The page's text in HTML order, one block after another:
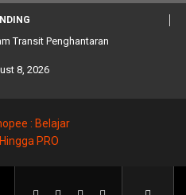
Transit Penghantaran
8, 2026